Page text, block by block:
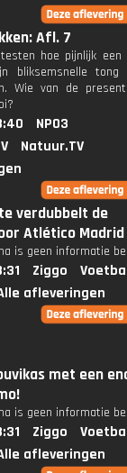
Afl. 7
hoe pijnlijk een
bliksemsnelle tong
Wie van de
NPO3
Natuur.TV
verdubbelt de
Atlético Madrid
is geen informatie
Ziggo
afleveringen
met een
is geen informatie
Ziggo
afleveringen